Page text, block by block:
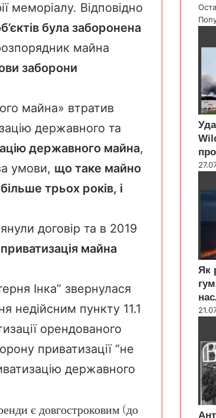
меморіалу. Відповідно
була заборонена
майна
заборони
майна» втратив
державного та
державного майна,
умови, що таке майно
трьох років, і
договір та в 2019
приватизація майна
Інка” звернулася
недійсним пункту 11.1
орендованого
приватизації “не
державного
є довгостроковим (до
Як